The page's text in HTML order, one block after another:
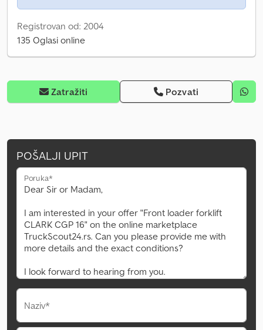
Registrovan od: 2004
135 Oglasi online
Zatražiti Pozvati
POŠALJI UPIT
Poruka*
Naziv*